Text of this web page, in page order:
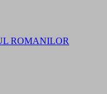
ROMANILOR